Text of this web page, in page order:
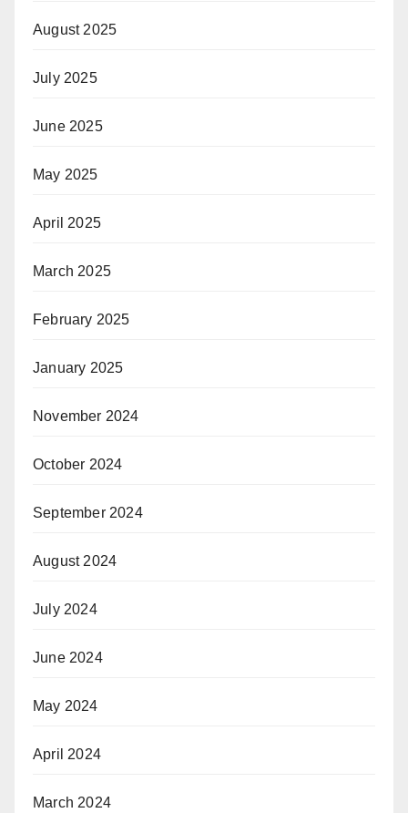
August 2025
July 2025
June 2025
May 2025
April 2025
March 2025
February 2025
January 2025
November 2024
October 2024
September 2024
August 2024
July 2024
June 2024
May 2024
April 2024
March 2024